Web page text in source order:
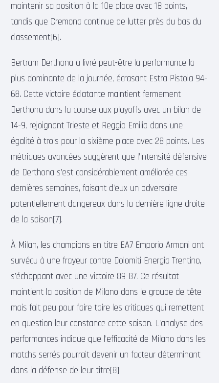
maintenir sa position à la 10e place avec 18 points,
tandis que Cremona continue de lutter près du bas du
classement[6].
Bertram Derthona a livré peut-être la performance la
plus dominante de la journée, écrasant Estra Pistoia 94-
68. Cette victoire éclatante maintient fermement
Derthona dans la course aux playoffs avec un bilan de
14-9, rejoignant Trieste et Reggio Emilia dans une
égalité à trois pour la sixième place avec 28 points. Les
métriques avancées suggèrent que l’intensité défensive
de Derthona s’est considérablement améliorée ces
dernières semaines, faisant d’eux un adversaire
potentiellement dangereux dans la dernière ligne droite
de la saison[7].
À Milan, les champions en titre EA7 Emporio Armani ont
survécu à une frayeur contre Dolomiti Energia Trentino,
s’échappant avec une victoire 89-87. Ce résultat
maintient la position de Milano dans le groupe de tête
mais fait peu pour faire taire les critiques qui remettent
en question leur constance cette saison. L’analyse des
performances indique que l’efficacité de Milano dans les
matchs serrés pourrait devenir un facteur déterminant
dans la défense de leur titre[8].